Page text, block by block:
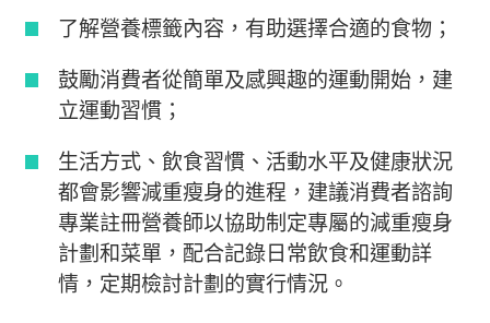
了解營養標籤內容，有助選擇合適的食物；
鼓勵消費者從簡單及感興趣的運動開始，建
立運動習慣；
生活方式、飲食習慣、活動水平及健康狀況
都會影響減重瘦身的進程，建議消費者諮詢
專業註冊營養師以協助制定專屬的減重瘦身
計劃和菜單，配合記錄日常飲食和運動詳
情，定期檢討計劃的實行情況。